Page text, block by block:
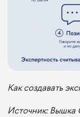
Как создавать
Источник: Вышка